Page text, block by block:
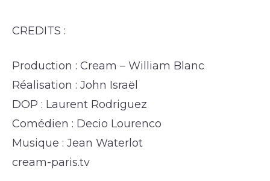
CREDITS :
Production : Cream – William Blanc
Réalisation : John Israël
DOP : Laurent Rodriguez
Comédien : Decio Lourenco
Musique : Jean Waterlot
cream-paris.tv